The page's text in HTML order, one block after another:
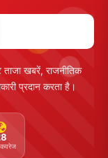
खबरें, राजनीतिक
प्रदान करता है।
कवरेज